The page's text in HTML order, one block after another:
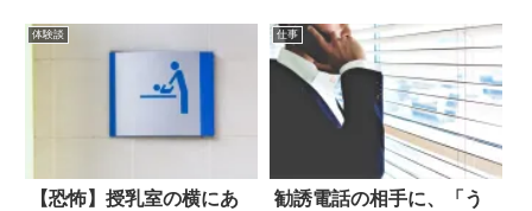
体験談
【恐怖】授乳室の横にあ
仕事
勧誘電話の相手に、「う